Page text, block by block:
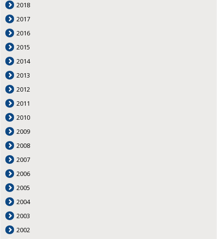
2018
2017
2016
2015
2014
2013
2012
2011
2010
2009
2008
2007
2006
2005
2004
2003
2002